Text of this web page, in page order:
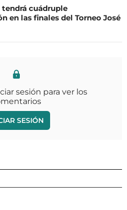
tendrá cuádruple
en las finales del Torneo José
sesión para ver los
SESIÓN